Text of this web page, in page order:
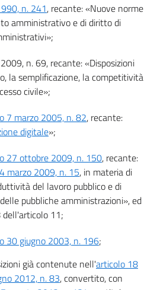
Capo II
concernenti l'organizzazione e l'attività
n. 241, recante: «Nuove norme
amministrativo e di diritto di
n. 69, recante: «Disposizioni
la semplificazione, la competitività
civile»;
7 marzo 2005, n. 82, recante:
digitale»;
27 ottobre 2009, n. 150, recante:
marzo 2009, n. 15, in materia di
del lavoro pubblico e di
pubbliche amministrazioni», ed
11;
30 giugno 2003, n. 196;
già contenute nell'articolo 18
2012, n. 83, convertito, con